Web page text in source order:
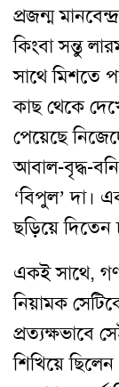
প্রজন্ম
কিংবা সন্তু
সাথে মিশতে
কাছ থেকে
পেয়েছে
আবাল-বৃদ্ধ-
‘বিপুল’ দা।
ছড়িয়ে দিতেন
একই সাথে,
নিয়ামক
প্রত্যক্ষভাবে
শিখিয়ে